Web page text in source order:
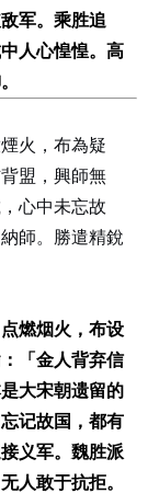
军。乘胜追
人心惶惶。高
火，布為疑
盟，興師無
心中未忘故
師。勝遣精銳
燃烟火，布设
「金人背弃信
大宋朝遗留的
记故国，都有
义军。魏胜派
人敢于抗拒。